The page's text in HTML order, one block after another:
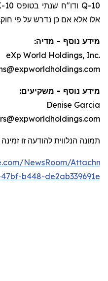
10-Q ודו
"
אלו אלא אם כן נדרש על פי חוק.
מידע נוסף - מדיה:
eXp World Holdings, Inc.
מידע נוסף - משקיעים:
Denise Garcia
תמונה הנלווית להודעה זו
NewsRoom/
b448-de2ab339691e